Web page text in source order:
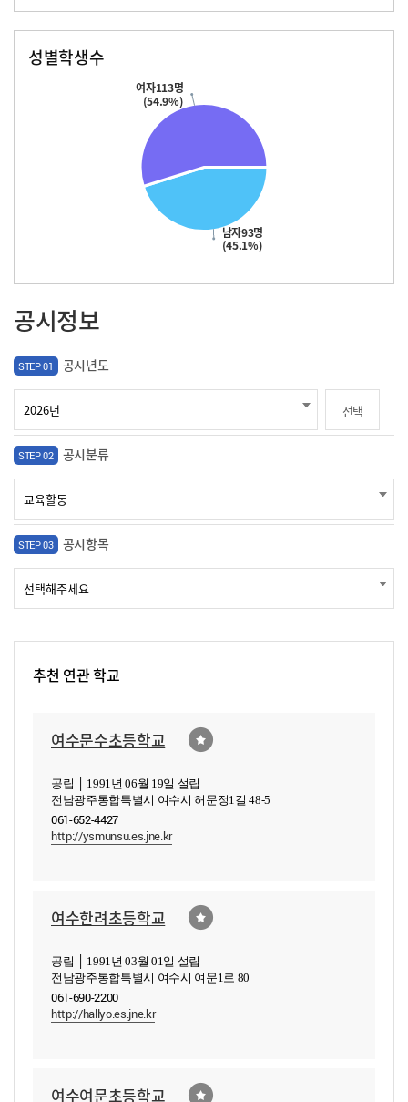
성별학생수
남자93명
(45.1%)
여자113명
(54.9%)
공시정보
STEP 01 공시년도
선택
STEP 02 공시분류
STEP 03 공시항목
추천 연관 학교
여수문수초등학교
공립 │ 1991년 06월 19일 설립
전남광주통합특별시 여수시 허문정1길 48-5
061-652-4427
http://ysmunsu.es.jne.kr
여수한려초등학교
공립 │ 1991년 03월 01일 설립
전남광주통합특별시 여수시 여문1로 80
061-690-2200
http://hallyo.es.jne.kr
여수여문초등학교